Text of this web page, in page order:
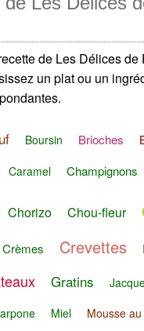
de Les Délices de
un plat ou un
Boursin Brioches
Caramel Champignons
Chorizo Chou-fleur
Crèmes Crevettes
Gratins
Miel Mousse